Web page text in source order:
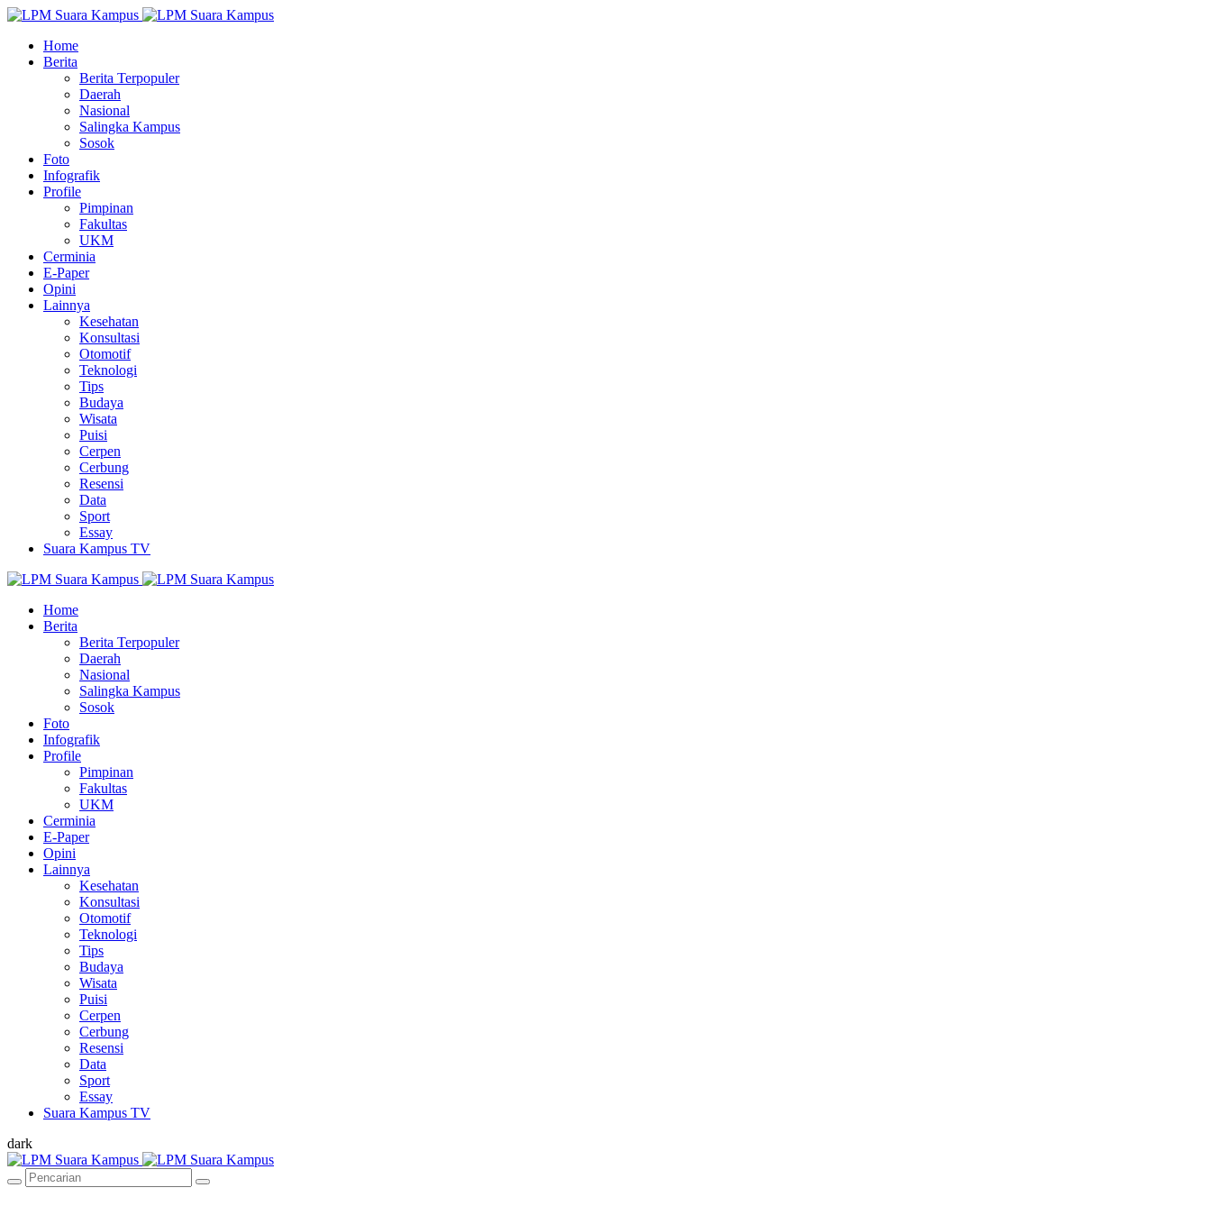
Home
Berita
Berita Terpopuler
Daerah
Nasional
Salingka Kampus
Sosok
Foto
Infografik
Profile
Pimpinan
Fakultas
UKM
Cerminia
E-Paper
Opini
Lainnya
Kesehatan
Konsultasi
Otomotif
Teknologi
Tips
Budaya
Wisata
Puisi
Cerpen
Cerbung
Resensi
Data
Sport
Essay
Suara Kampus TV
Home
Berita
Berita Terpopuler
Daerah
Nasional
Salingka Kampus
Sosok
Foto
Infografik
Profile
Pimpinan
Fakultas
UKM
Cerminia
E-Paper
Opini
Lainnya
Kesehatan
Konsultasi
Otomotif
Teknologi
Tips
Budaya
Wisata
Puisi
Cerpen
Cerbung
Resensi
Data
Sport
Essay
Suara Kampus TV
dark